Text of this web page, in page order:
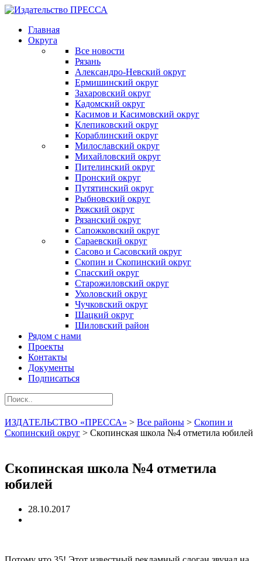
Главная
Округа
Все новости
Рязань
Александро-Невский округ
Ермишинский округ
Захаровский округ
Кадомский округ
Касимов и Касимовский округ
Клепиковский округ
Кораблинский округ
Милославский округ
Михайловский округ
Пителинский округ
Пронский округ
Путятинский округ
Рыбновский округ
Ряжский округ
Рязанский округ
Сапожковский округ
Сараевский округ
Сасово и Сасовский округ
Скопин и Скопинский округ
Спасский округ
Старожиловский округ
Ухоловский округ
Чучковский округ
Шацкий округ
Шиловский район
Рядом с нами
Проекты
Контакты
Документы
Подписаться
ИЗДАТЕЛЬСТВО «ПРЕССА» > Все районы > Скопин и
Скопинский округ > Скопинская школа №4 отметила юбилей
Скопинская школа №4 отметила
юбилей
28.10.2017